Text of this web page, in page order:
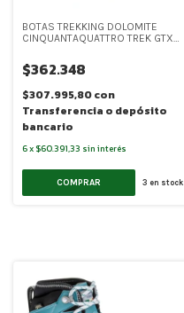
BOTAS TREKKING DOLOMITE
CINQUANTAQUATTRO TREK GTX
$362.348
$307.995,80con
Transferencia o depósito
bancario
6x $60.391,33 sin interés
COMPRAR 3 en stock